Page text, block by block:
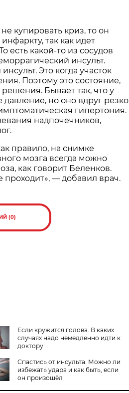
купировать криз, то он
так как идет
есть какой-то из сосудов
инсульт.
Это когда участок
Поэтому это состояние,
Бывает так, что у
но оно вдруг резко
гипертония.
надпочечников,
правило, на снимке
мозга всегда можно
как говорит Беленков.
— добавил врач.
(0)
Если кружится голова. В каких
случаях надо немедленно идти к
доктору
Спастись от инсульта. Можно ли
избежать удара и как быть, если
он произошёл